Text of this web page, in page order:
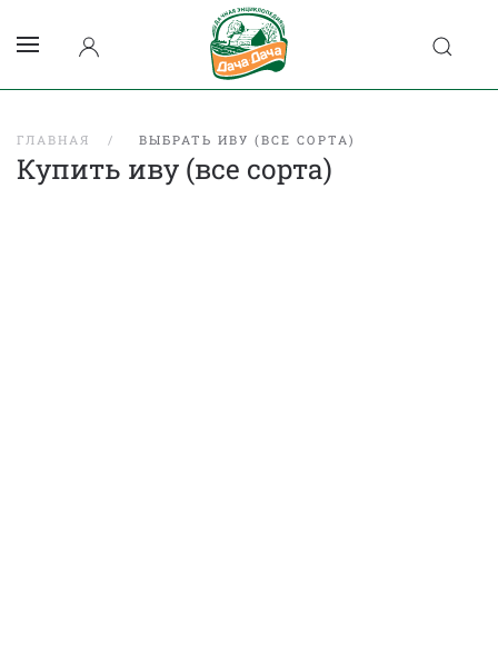
ГЛАВНАЯ ВЫБРАТЬ ИВУ (ВСЕ СОРТА)
Купить иву (все сорта)